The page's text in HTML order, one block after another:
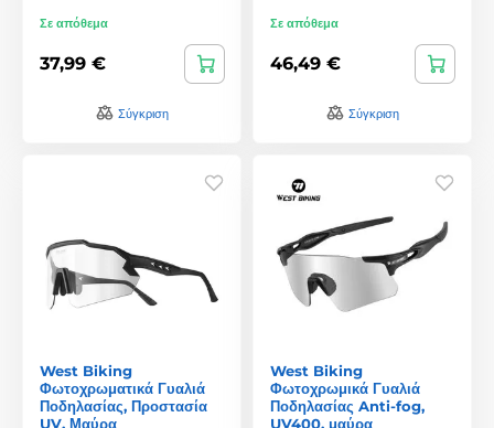
Σε απόθεμα
37,99 €
Σύγκριση
Σε απόθεμα
46,49 €
Σύγκριση
West Biking
Φωτοχρωματικά Γυαλιά
Ποδηλασίας, Προστασία
UV, Μαύρα
West Biking
Φωτοχρωμικά Γυαλιά
Ποδηλασίας Anti-fog,
UV400, μαύρα